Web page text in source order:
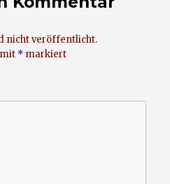
nicht veröffentlicht.
* markiert